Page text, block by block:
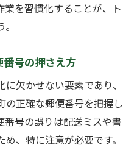
改善につなげるポイン
いための住所確認手順
を実現する発送ノウハ
で正確に発送するコツ
業を習慣化することが、ト
号の押さえ方
欠かせない要素であり、
の正確な郵便番号を把握し
番号の誤りは配送ミスや書
、特に注意が必要です。